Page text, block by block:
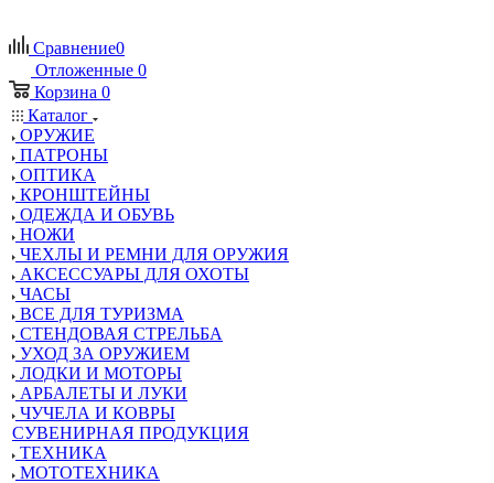
Сравнение0
Отложенные 0
Корзина 0
Каталог
ОРУЖИЕ
ПАТРОНЫ
ОПТИКА
КРОНШТЕЙНЫ
ОДЕЖДА И ОБУВЬ
НОЖИ
ЧЕХЛЫ И РЕМНИ ДЛЯ ОРУЖИЯ
АКСЕССУАРЫ ДЛЯ ОХОТЫ
ЧАСЫ
ВСЕ ДЛЯ ТУРИЗМА
СТЕНДОВАЯ СТРЕЛЬБА
УХОД ЗА ОРУЖИЕМ
ЛОДКИ И МОТОРЫ
АРБАЛЕТЫ И ЛУКИ
ЧУЧЕЛА И КОВРЫ
СУВЕНИРНАЯ ПРОДУКЦИЯ
ТЕХНИКА
МОТОТЕХНИКА